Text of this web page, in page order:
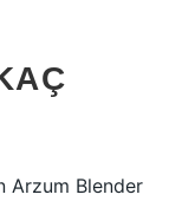
Arzum Blender